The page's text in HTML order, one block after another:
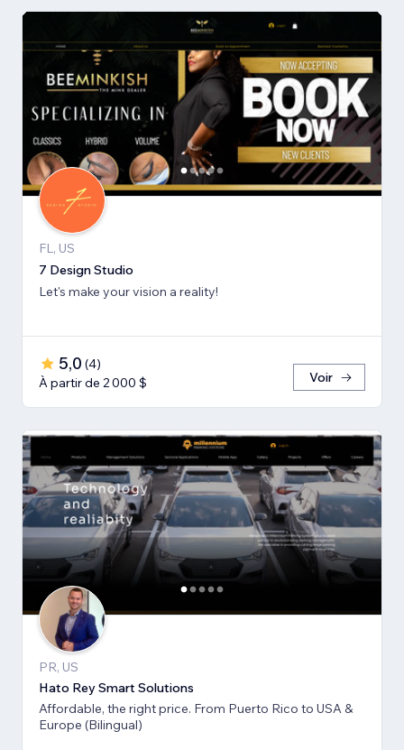
FL, US
7 Design Studio
Let's make your vision a reality!
5,0 (4)
À partir de 2 000 $
Voir
PR, US
Hato Rey Smart Solutions
Affordable, the right price. From Puerto Rico to USA &
Europe (Bilingual)